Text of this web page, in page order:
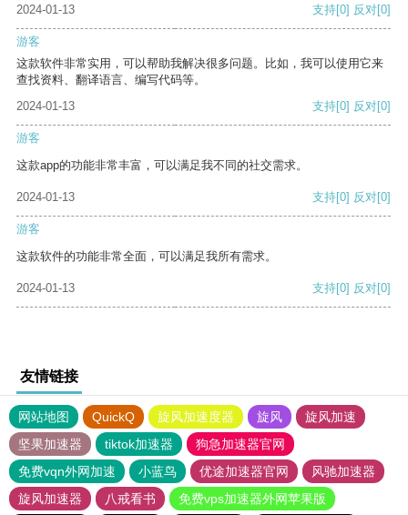
2024-01-13
支持[0] 反对[0]
游客
这款软件非常实用，可以帮助我解决很多问题。比如，我可以使用它来
查找资料、翻译语言、编写代码等。
2024-01-13
支持[0] 反对[0]
游客
这款app的功能非常丰富，可以满足我不同的社交需求。
2024-01-13 支持[0] 反对[0]
游客
这款软件的功能非常全面，可以满足我所有需求。
2024-01-13 支持[0] 反对[0]
友情链接
网站地图 QuickQ 旋风加速度器 旋风
旋风加速
坚果加速器
tiktok加速器
狗急加速器官网
免费vqn外网加速
小蓝鸟 优途加速器官网
风驰加速器
旋风加速器
八戒看书 免费vps加速器外网苹果版